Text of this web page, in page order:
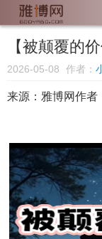
【被颠覆的
2026-05-08 作者：
来源： 雅博网作者